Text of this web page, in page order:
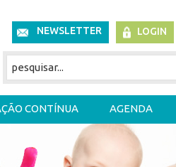
NEWSLETTER LOGIN
CONTÍNUA AGENDA